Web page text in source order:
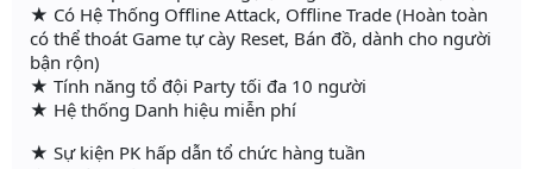
★ Có Hệ Thống Offline Attack, Offline Trade (Hoàn toàn
có thể thoát Game tự cày Reset, Bán đồ, dành cho người
bận rộn)
★ Tính năng tổ đội Party tối đa 10 người
★ Hệ thống Danh hiệu miễn phí
★ Sự kiện PK hấp dẫn tổ chức hàng tuần